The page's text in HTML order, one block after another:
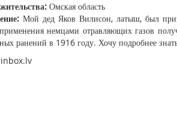
Омская область
Мой дед Яков Вилисон, латыш, был
немцами отравляющих газов
ранений в 1916 году. Хочу подробнее